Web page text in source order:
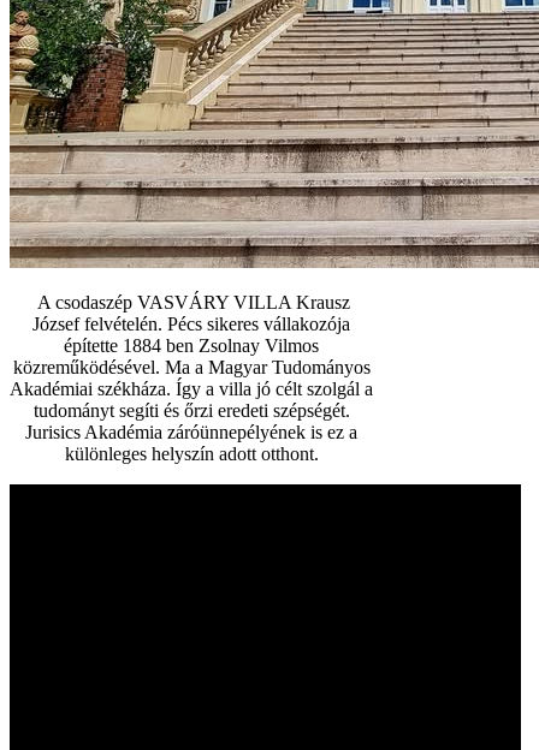
A csodaszép VASVÁRY VILLA Krausz
József felvételén. Pécs sikeres vállakozója
építette 1884 ben Zsolnay Vilmos
közreműködésével. Ma a Magyar Tudományos
Akadémiai székháza. Így a villa jó célt szolgál a
tudományt segíti és őrzi eredeti szépségét.
Jurisics Akadémia záróünnepélyének is ez a
különleges helyszín adott otthont.